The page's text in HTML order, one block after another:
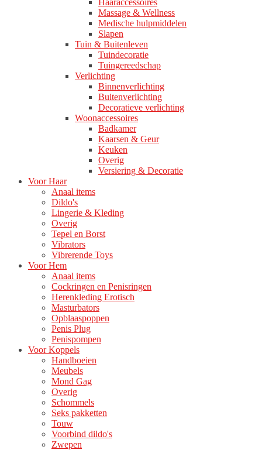
Massage & Wellness
Medische hulpmiddelen
Slapen
Tuin & Buitenleven
Tuindecoratie
Tuingereedschap
Verlichting
Binnenverlichting
Buitenverlichting
Decoratieve verlichting
Woonaccessoires
Badkamer
Kaarsen & Geur
Keuken
Overig
Versiering & Decoratie
Voor Haar
Anaal items
Dildo's
Lingerie & Kleding
Overig
Tepel en Borst
Vibrators
Vibrerende Toys
Voor Hem
Anaal items
Cockringen en Penisringen
Herenkleding Erotisch
Masturbators
Opblaaspoppen
Penis Plug
Penispompen
Voor Koppels
Handboeien
Meubels
Mond Gag
Overig
Schommels
Seks pakketten
Touw
Voorbind dildo's
Zwepen